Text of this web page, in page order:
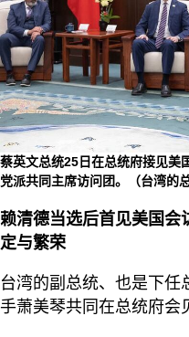
蔡英文总统25日在总统府接见美
党派共同主席访问团。（台湾的
赖清德当选后首见美国会
定与繁荣
台湾的副总统、也是下任
手萧美琴共同在总统府会